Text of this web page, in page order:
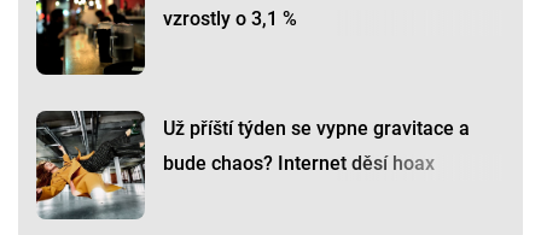
vzrostly o 3,1 %
Už příští týden se vypne gravitace a
bude chaos? Internet děsí hoax